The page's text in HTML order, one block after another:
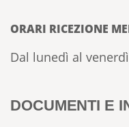
ORARI RICEZIONE
Dal lunedì al
DOCUMENTI E